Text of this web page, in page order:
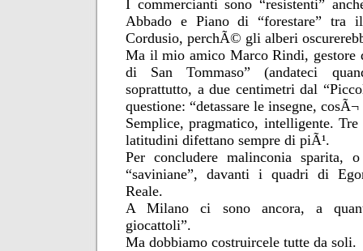
I commercianti sono “resistenti”
Abbado e Piano di “forestare” tra
Cordusio, perchÃ© gli alberi
Ma il mio amico Marco Rindi, gestore
di San Tommaso” (andateci
soprattutto, a due centimetri dal
questione: “detassare le insegne,
Semplice, pragmatico, intelligente.
latitudini difettano sempre di piÃ¹.
Per concludere malinconia sparita,
“saviniane”, davanti i quadri di
Reale.
A Milano ci sono ancora, a
giocattoli”.
Ma dobbiamo costruircele tutte da soli.